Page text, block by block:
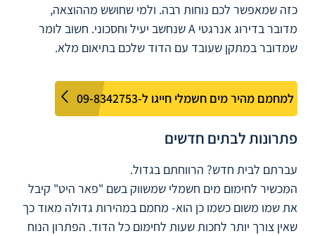
כזה שמאפשר לכם נוחות רבה. ולמי שחושש מההוצאה,
מדובר בדירוג אנרגטי A שנחשב יעיל וחסכוני. חשוב לומר
שמדובר במתקן שעובד עם הדוד שלכם בתיאום מלא.
למחמם מהיר מים חשמלי חייגו ל-09-8342753
פתרונות לבתים חדשים
עברתם לבית חדש? הרווחתם בגדול.
המכשיר לחימום מים חשמלי שמשווק בשם "פאר היט" קיבל
את שמו משום כשמו כן הוא- מחמם במהירות גדולה מאוד כך
שאין צורך יותר לחכות שעות לחימום כל הדוד. הפתרון הנוח